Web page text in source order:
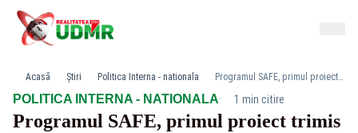
Acasă Știri Politica Interna - nationala Programul SAFE, primul proiect trimis de Guvernul Bolojan în Parlament. Luni se decide sesiunea extraordinară - SURSE
POLITICA INTERNA - NATIONALA· 1 min citire
Programul SAFE, primul proiect trimis